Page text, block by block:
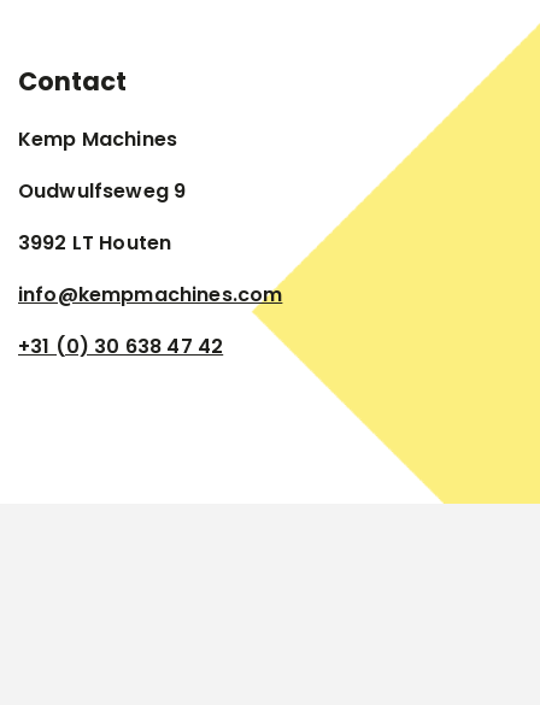
Contact
Kemp Machines
Oudwulfseweg 9
3992 LT Houten
info@kempmachines.com
+31 (0) 30 638 47 42